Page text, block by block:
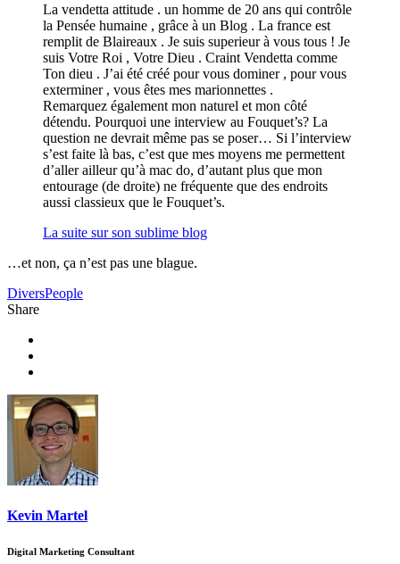
La vendetta attitude . un homme de 20 ans qui contrôle
la Pensée humaine , grâce à un Blog . La france est
remplit de Blaireaux . Je suis superieur à vous tous ! Je
suis Votre Roi , Votre Dieu . Craint Vendetta comme
Ton dieu . J’ai été créé pour vous dominer , pour vous
exterminer , vous êtes mes marionnettes .
Remarquez également mon naturel et mon côté
détendu. Pourquoi une interview au Fouquet’s? La
question ne devrait même pas se poser… Si l’interview
s’est faite là bas, c’est que mes moyens me permettent
d’aller ailleur qu’à mac do, d’autant plus que mon
entourage (de droite) ne fréquente que des endroits
aussi classieux que le Fouquet’s.
La suite sur son sublime blog
…et non, ça n’est pas une blague.
DiversPeople
Share
Kevin Martel
Digital Marketing Consultant